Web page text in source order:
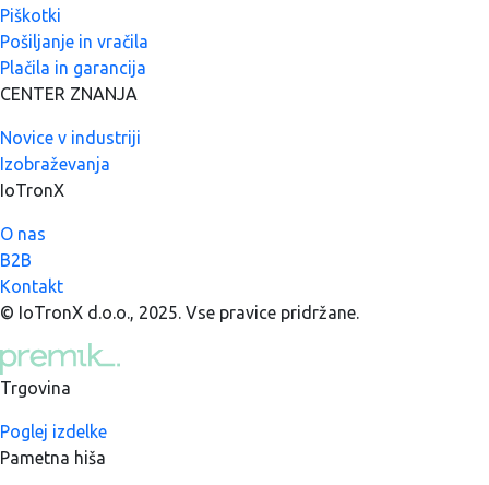
Piškotki
Pošiljanje in vračila
Plačila in garancija
CENTER ZNANJA
Novice v industriji
Izobraževanja
IoTronX
O nas
B2B
Kontakt
© IoTronX d.o.o., 2025. Vse pravice pridržane.
Trgovina
Poglej izdelke
Pametna hiša